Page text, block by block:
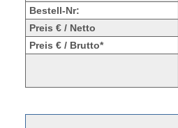
Bestell-Nr:
Preis € / Netto
Preis € / Brutto*